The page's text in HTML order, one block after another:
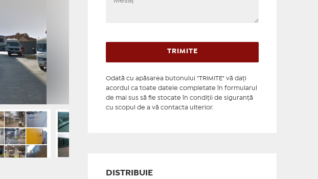
Odată cu apăsarea butonului "TRIMITE" vă daţi
acordul ca toate datele completate în formularul
de mai sus să fie stocate în condiţii de siguranţă
cu scopul de a vă contacta ulterior.
DISTRIBUIE